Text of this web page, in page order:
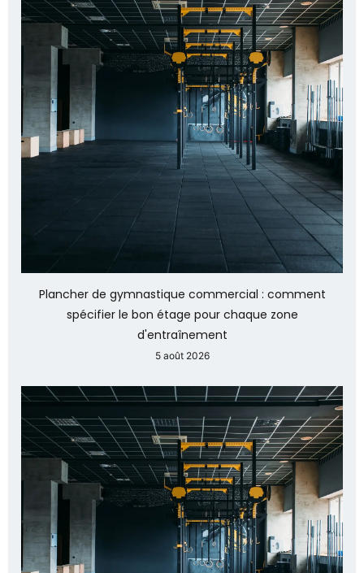
Plancher de gymnastique commercial : comment
spécifier le bon étage pour chaque zone
d'entraînement
5 août 2026